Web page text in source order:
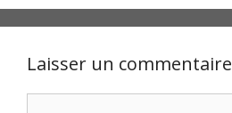
Laisser un commentaire